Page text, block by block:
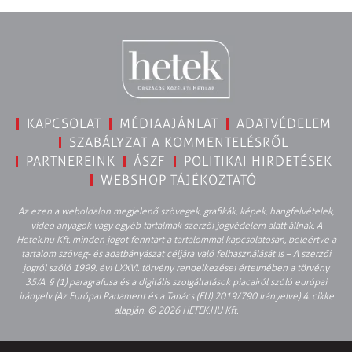
KAPCSOLAT MÉDIAAJÁNLAT
ADATVÉDELEM
SZABÁLYZAT A KOMMENTELÉSRŐL
PARTNEREINK
ÁSZF
POLITIKAI HIRDETÉSEK
WEBSHOP TÁJÉKOZTATÓ
Az ezen a weboldalon megjelenő szövegek, grafikák, képek, hangfelvételek,
video anyagok vagy egyéb tartalmak szerzői jogvédelem alatt állnak. A
Hetek.hu Kft. minden jogot fenntart a tartalommal kapcsolatosan, beleértve a
tartalom szöveg- és adatbányászat céljára való felhasználását is – A szerzői
jogról szóló 1999. évi LXXVI. törvény rendelkezései értelmében a törvény
35/A. § (1) paragrafusa és a digitális szolgáltatások piacairól szóló európai
irányelv (Az Európai Parlament és a Tanács (EU) 2019/790 Irányelve) 4. cikke
alapján. © 2026 HETEK.HU Kft.